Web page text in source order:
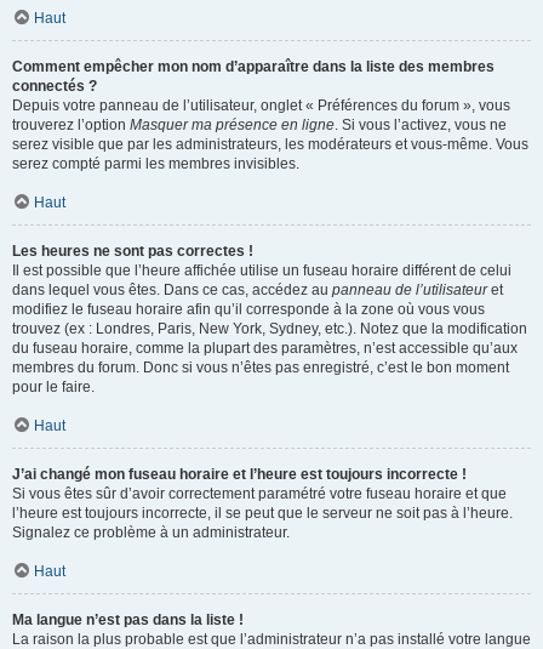
Haut
Comment empêcher mon nom d’apparaître dans la liste des membres
connectés ?
Depuis votre panneau de l’utilisateur, onglet « Préférences du forum », vous
trouverez l’option Masquer ma présence en ligne. Si vous l’activez, vous ne
serez visible que par les administrateurs, les modérateurs et vous-même. Vous
serez compté parmi les membres invisibles.
Haut
Les heures ne sont pas correctes !
Il est possible que l’heure affichée utilise un fuseau horaire différent de celui
dans lequel vous êtes. Dans ce cas, accédez au panneau de l’utilisateuret
modifiez le fuseau horaire afin qu’il corresponde à la zone où vous vous
trouvez (ex : Londres, Paris, New York, Sydney, etc.). Notez que la modification
du fuseau horaire, comme la plupart des paramètres, n’est accessible qu’aux
membres du forum. Donc si vous n’êtes pas enregistré, c’est le bon moment
pour le faire.
Haut
J’ai changé mon fuseau horaire et l’heure est toujours incorrecte !
Si vous êtes sûr d’avoir correctement paramétré votre fuseau horaire et que
l’heure est toujours incorrecte, il se peut que le serveur ne soit pas à l’heure.
Signalez ce problème à un administrateur.
Haut
Ma langue n’est pas dans la liste !
La raison la plus probable est que l’administrateur n’a pas installé votre langue